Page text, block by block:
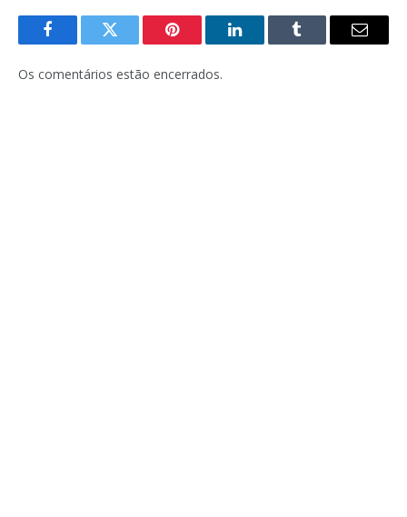
FacebookTwitter Pinterest LinkedInTumblr
E-
Os comentários estão encerrados.